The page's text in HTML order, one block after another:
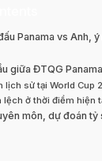
Panama vs Anh,
giữa ĐTQG
lịch sử tại World Cup
lệch ở thời điểm hiện
môn, dự đoán tỷ